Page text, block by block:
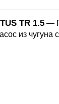
TR 1.5 —
из чугуна